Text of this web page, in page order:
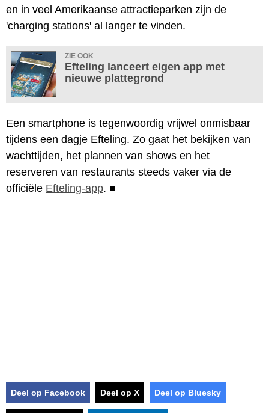
en in veel Amerikaanse attractieparken zijn de
'charging stations' al langer te vinden.
ZIE OOK
Efteling lanceert eigen app met
nieuwe plattegrond
Een smartphone is tegenwoordig vrijwel onmisbaar
tijdens een dagje Efteling. Zo gaat het bekijken van
wachttijden, het plannen van shows en het
reserveren van restaurants steeds vaker via de
officiële Efteling-app. ■
Deel op Facebook Deel op X Deel op Bluesky